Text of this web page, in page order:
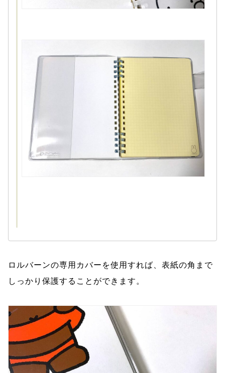
ロルバーンの専用カバーを使用すれば、表紙の角まで
しっかり保護することができます。